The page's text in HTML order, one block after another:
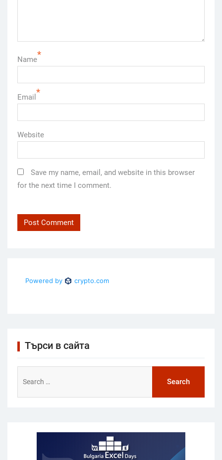
Name*
Email *
Website
Save my name, email, and website in this browser
for the next time I comment.
Търси в сайта
for: